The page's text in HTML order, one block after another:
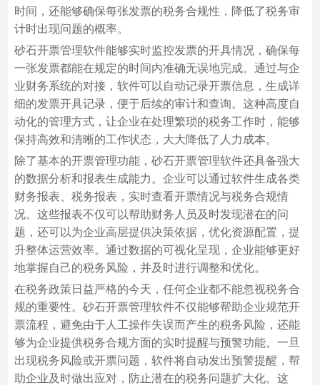
时间，还能够确保每张发票的税务合规性，降低了税务审
计时出现问题的概率。
砂石开票管理软件能够实时监控发票的开具情况，确保每
一张发票都能在规定的时间内准确无误地完成。通过与企
业财务系统的对接，软件可以自动记录开票信息，生成详
细的发票开具记录，便于后续的审计和查询。这种高度自
动化的管理方式，让企业在处理繁琐的税务工作时，能够
保持高效和清晰的工作状态，大大降低了人力成本。
除了基本的开票管理功能，砂石开票管理软件还具备强大
的数据分析和报表生成能力。企业可以通过软件生成各类
财务报表、税务报表，实时查看开票情况与税务合规情
况。这些报表不仅可以帮助财务人员及时发现潜在的问
题，还可以为企业高层提供决策依据，优化资源配置，提
升整体运营效率。通过数据的可视化呈现，企业能够更好
地掌握自己的税务风险，并及时进行调整和优化。
在税务政策日益严格的今天，任何企业都不能忽视税务合
规的重要性。砂石开票管理软件不仅能够帮助企业规范开
票流程，避免由于人工操作失误而产生的税务风险，还能
够为企业提供税务合规方面的实时提醒与预警功能。一旦
出现税务风险或开票问题，软件将自动发出预警提醒，帮
助企业及时做出应对，防止潜在的税务问题扩大化。这